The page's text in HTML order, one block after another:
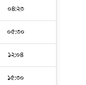
০৪:২৩
০৫:৩০
১২:০৪
১৫:৩০